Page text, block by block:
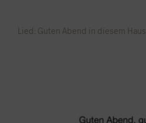
Lied: Guten Abend in diesem Haus!